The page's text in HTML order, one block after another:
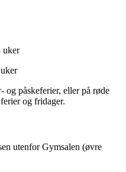
uker
og påskeferier, eller på røde
og fridager.
utenfor Gymsalen (øvre